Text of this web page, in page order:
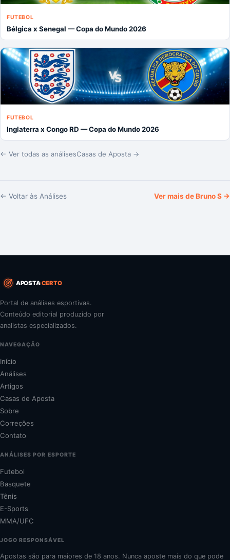
FUTEBOL
Bélgica x Senegal — Copa do Mundo 2026
FUTEBOL
Inglaterra x Congo RD — Copa do Mundo 2026
← Ver todas as análisesCasas de Aposta →
← Voltar às Análises Ver mais deBruno S →
APOSTACERTO
Portal de análises esportivas.
Conteúdo editorial produzido por
analistas especializados.
NAVEGAÇÃO
Início
Análises
Artigos
Casas de Aposta
Sobre
Correções
Contato
ANÁLISES POR ESPORTE
Futebol
Basquete
Tênis
E-Sports
MMA/UFC
JOGO RESPONSÁVEL
Apostas são para maiores de 18 anos. Nunca aposte mais do que pode